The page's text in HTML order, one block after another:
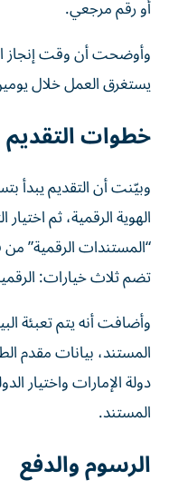
أو رقم مرجعي.
وأوضحت أن وقت إنجاز
يستغرق العمل خلال
خطوات التقديم
وبيّنت أن التقديم يبدأ
الهوية الرقمية، ثم
“المستندات الرقمية”
تضم ثلاث خيارات:
وأضافت أنه يتم تعبئة
المستند، بيانات مقدم
دولة الإمارات واختيار
المستند.
الرسوم والدفع